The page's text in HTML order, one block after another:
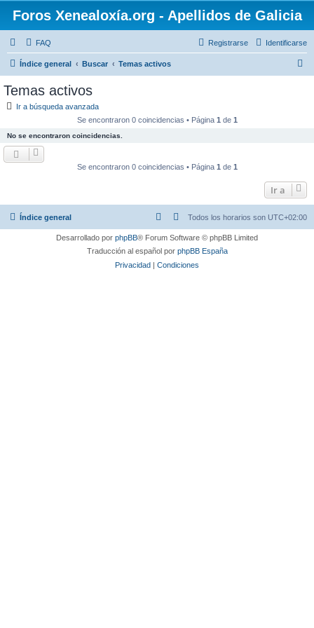
Foros Xenealoxía.org - Apellidos de Galicia
FAQ Identificarse
Registrarse
Índice general Buscar Temas activos
Temas activos
Ir a búsqueda avanzada
Se encontraron 0 coincidencias • Página 1 de 1
No se encontraron coincidencias.
Se encontraron 0 coincidencias • Página 1 de 1
Ir a
Índice general Todos los horarios son UTC+02:00
Desarrollado por phpBB® Forum Software © phpBB Limited
Traducción al español por phpBB España
Privacidad | Condiciones